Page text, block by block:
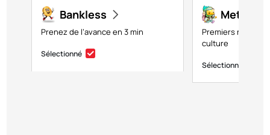
Bankless
Prenez de l’avance en 3 min
Sélectionné
Premiers regards
culture
Sélectionné